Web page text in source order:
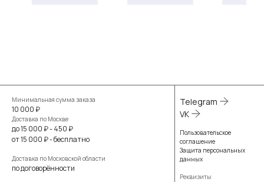
Минимальная сумма заказа
10 000 ₽
Доставка по Москве
до 15 000 ₽ - 450 ₽
от 15 000 ₽ - бесплатно
Доставка по Московской области
по договорённости
Telegram
VK
Пользовательское
соглашение
Защита персональных
данных
Реквизиты